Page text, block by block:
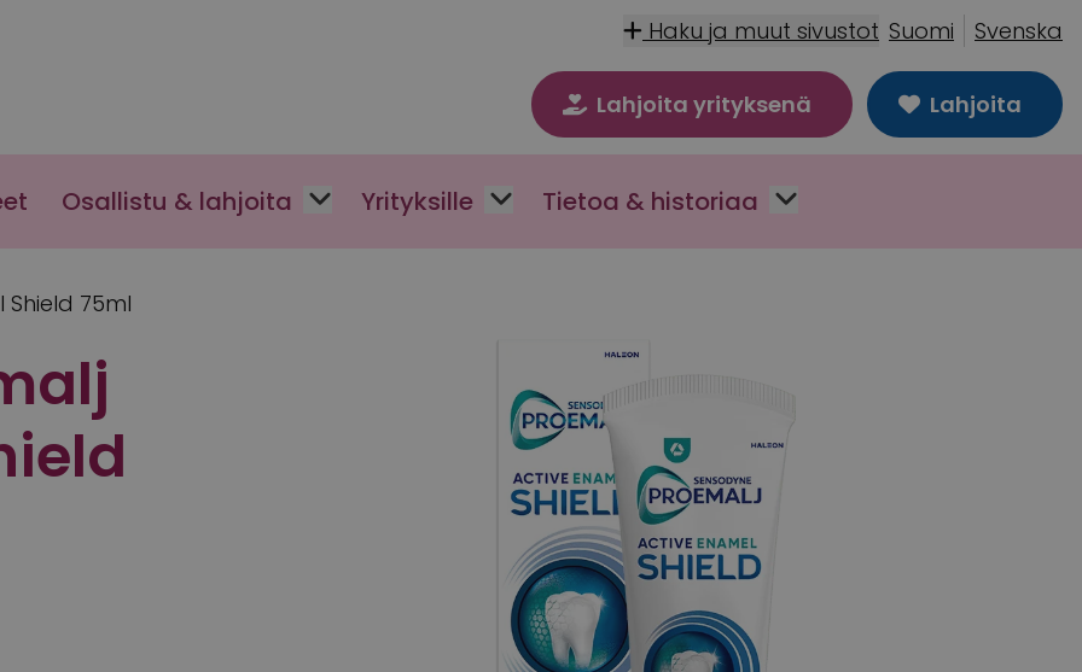
Haku ja muut sivustot Suomi Svenska
Lahjoita yrityksenä Lahjoita
Osallistu & lahjoita Yrityksille Tietoa & historiaa
Shield 75ml